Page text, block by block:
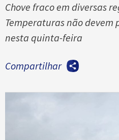
Chove fraco em diversas
Temperaturas não devem
nesta quinta-feira
Compartilhar